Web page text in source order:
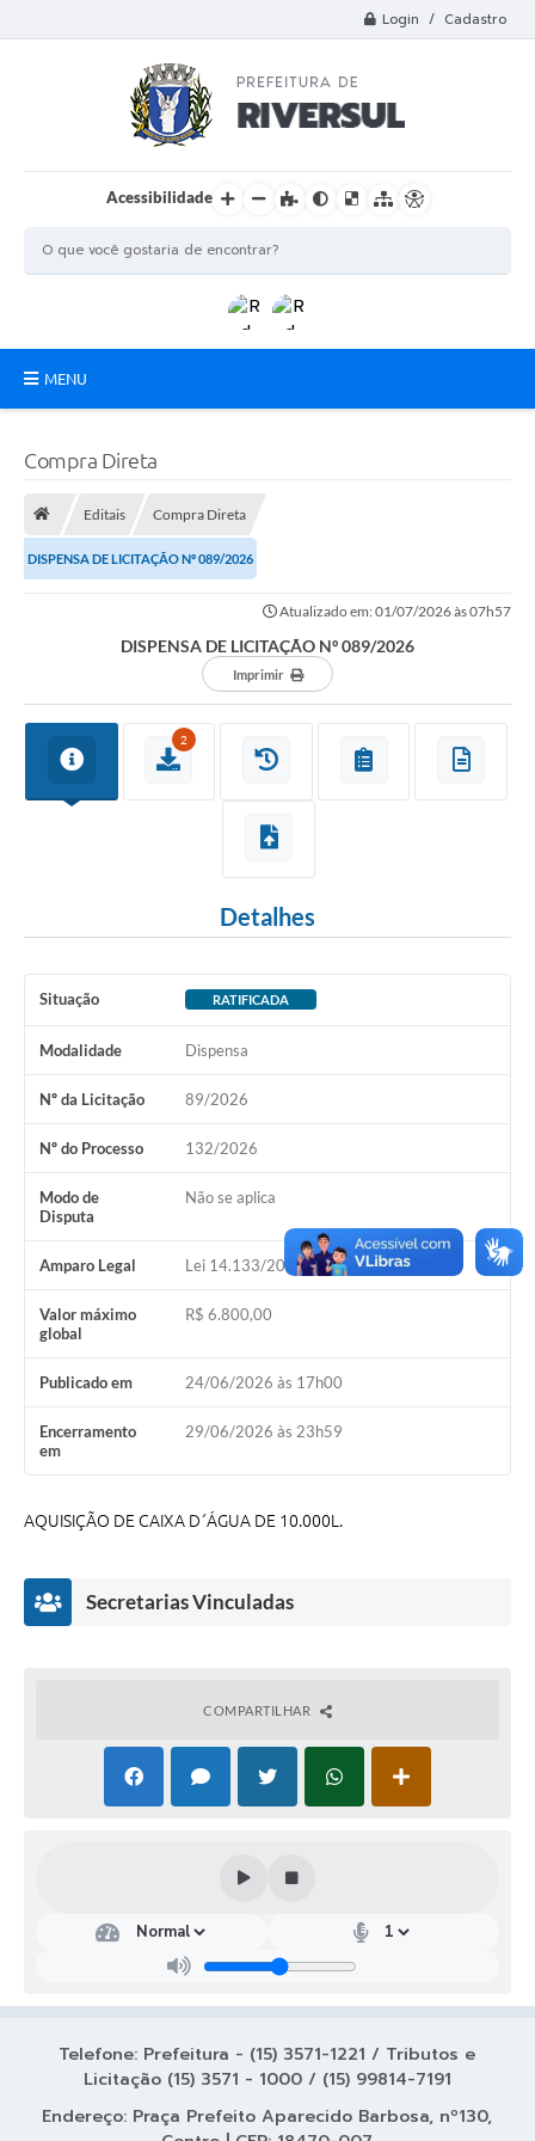
Login / Cadastro
Acessibilidade
MENU
Conselhos
Editais
Audiências Públicas
Plano de contratação anual/2026
Coleta de Lixo
Trasporte rural
FAQ / Perguntas e Respostas Frequentes
Compra Direta
Editais Compra Direta
DISPENSA DE LICITAÇÃO Nº 089/2026
Atualizado em: 01/07/2026 às 07h57
DISPENSA DE LICITAÇÃO Nº 089/2026
Imprimir
2
Detalhes
Situação RATIFICADA
Modalidade Dispensa
Nº da Licitação 89/2026
Nº do Processo 132/2026
Modo de
Disputa
Não se aplica
Amparo Legal Lei 14.133/2021, Art 75, II
Valor máximo
global
R$ 6.800,00
Publicado em 24/06/2026 às 17h00
Encerramento
em
29/06/2026 às 23h59
AQUISIÇÃO DE CAIXA D´ÁGUA DE 10.000L.
Secretarias Vinculadas
arta
o
Mart
Mari
COMPARTILHAR
Telefone: Prefeitura - (15) 3571-1221 / Tributos e
Licitação (15) 3571 - 1000 / (15) 99814-7191
Endereço: Praça Prefeito Aparecido Barbosa, nº130,